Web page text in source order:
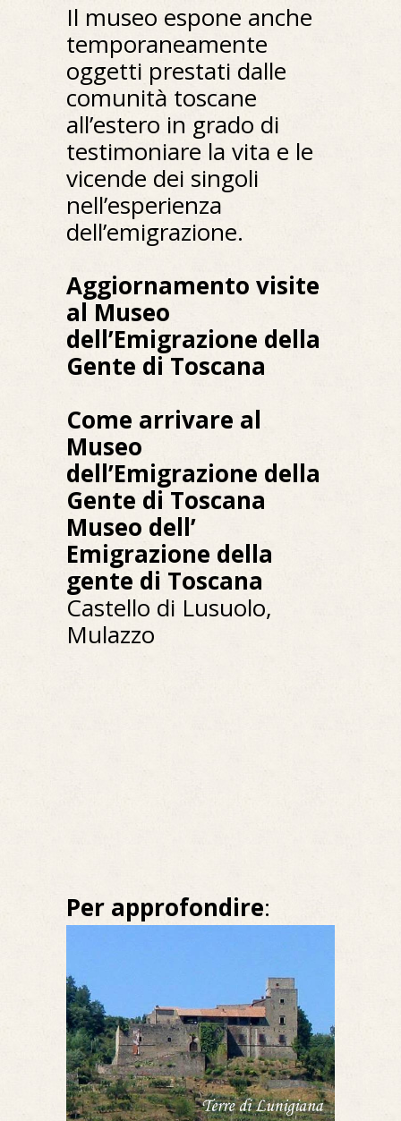
Il museo espone anche
temporaneamente
oggetti prestati dalle
comunità toscane
all’estero in grado di
testimoniare la vita e le
vicende dei singoli
nell’esperienza
dell’emigrazione.
Aggiornamento visite
al Museo
dell’Emigrazione della
Gente di Toscana
Come arrivare al
Museo
dell’Emigrazione della
Gente di Toscana
Museo dell’
Emigrazione della
gente di Toscana
Castello di Lusuolo,
Mulazzo
Per approfondire: